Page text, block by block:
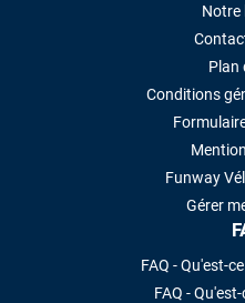
Notre
Plan
Conditions
Funway
Gérer
FAQ - Qu'est-
FAQ -